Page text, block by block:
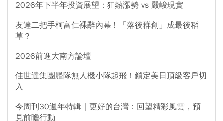
2026年下半年投資展望：狂熱漲勢 vs 嚴峻現實
友達二把手柯富仁裸辭內幕！「落後群創」成最後稻
草？
2026前進大南方論壇
佳世達集團艦隊無人機小隊起飛！鎖定美日頂級客戶切
入
今周刊30週年特輯｜更好的台灣：回望精彩風雲，預
見前瞻行動